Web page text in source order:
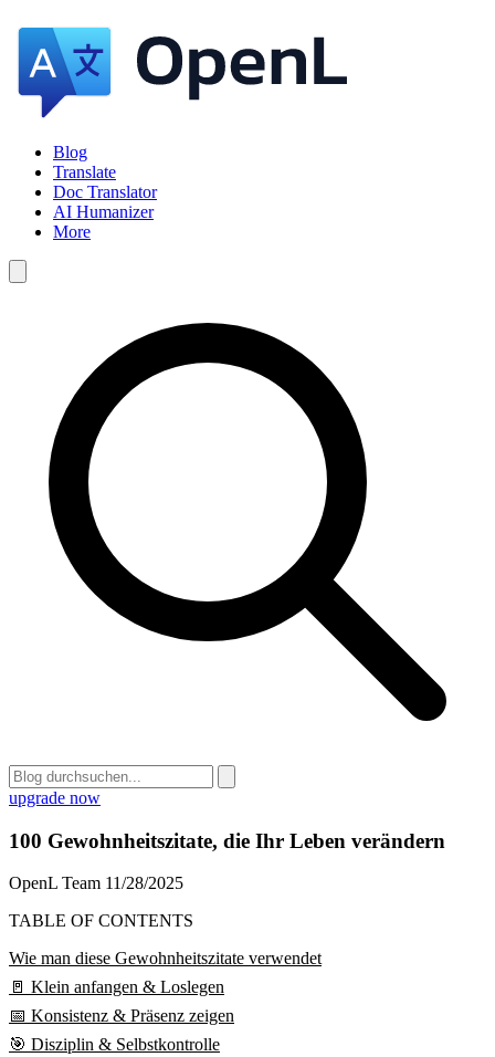
Blog
Translate
Doc Translator
AI Humanizer
More
upgrade now
100 Gewohnheitszitate, die Ihr Leben verändern
OpenL Team 11/28/2025
TABLE OF CONTENTS
Wie man diese Gewohnheitszitate verwendet
🚪 Klein anfangen & Loslegen
📅 Konsistenz & Präsenz zeigen
🎯 Disziplin & Selbstkontrolle